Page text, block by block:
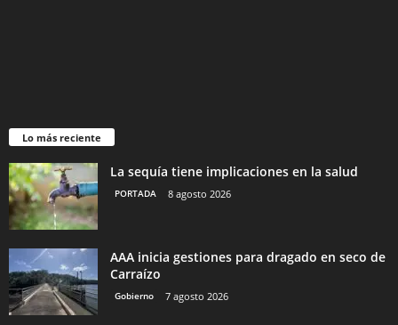
Lo más reciente
La sequía tiene implicaciones en la salud
PORTADA 8 agosto 2026
AAA inicia gestiones para dragado en seco de
Carraízo
Gobierno 7 agosto 2026